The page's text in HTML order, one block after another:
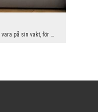
Alla älskare av storstadschick bör vara på sin vakt, för här kommer en modell som verkligen komme...